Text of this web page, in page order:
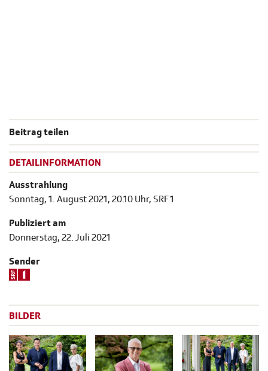
Beitrag teilen
DETAILINFORMATION
Ausstrahlung
Sonntag, 1. August 2021, 20.10 Uhr, SRF 1
Publiziert am
Donnerstag, 22. Juli 2021
Sender
BILDER